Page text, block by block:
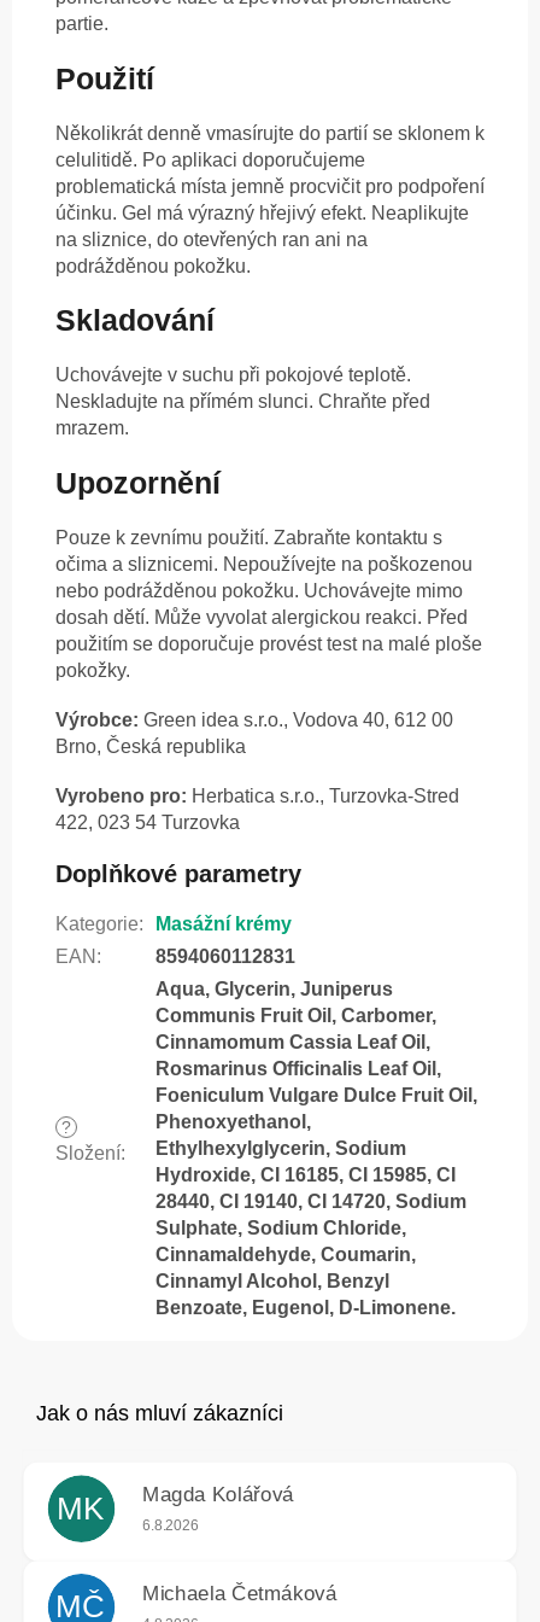
partie.
Použití
Několikrát denně vmasírujte do partií se sklonem k
celulitidě. Po aplikaci doporučujeme
problematická místa jemně procvičit pro podpoření
účinku. Gel má výrazný hřejivý efekt. Neaplikujte
na sliznice, do otevřených ran ani na
podrážděnou pokožku.
Skladování
Uchovávejte v suchu při pokojové teplotě.
Neskladujte na přímém slunci. Chraňte před
mrazem.
Upozornění
Pouze k zevnímu použití. Zabraňte kontaktu s
očima a sliznicemi. Nepoužívejte na poškozenou
nebo podrážděnou pokožku. Uchovávejte mimo
dosah dětí. Může vyvolat alergickou reakci. Před
použitím se doporučuje provést test na malé ploše
pokožky.
Výrobce: Green idea s.r.o., Vodova 40, 612 00
Brno, Česká republika
Vyrobeno pro: Herbatica s.r.o., Turzovka-Stred
422, 023 54 Turzovka
Doplňkové parametry
Kategorie:
Masážní krémy
EAN : 8594060112831
?
Složení:
Aqua, Glycerin, Juniperus
Communis Fruit Oil, Carbomer,
Cinnamomum Cassia Leaf Oil,
Rosmarinus Officinalis Leaf Oil,
Foeniculum Vulgare Dulce Fruit Oil,
Phenoxyethanol,
Ethylhexylglycerin, Sodium
Hydroxide, CI 16185, CI 15985, CI
28440, CI 19140, CI 14720, Sodium
Sulphate, Sodium Chloride,
Cinnamaldehyde, Coumarin,
Cinnamyl Alcohol, Benzyl
Benzoate, Eugenol, D-Limonene.
MK Magda Kolářová
Hodnocení obchodu je 5 z 5 hvězdiček.
6.8.2026
MČ Michaela Četmáková
Hodnocení obchodu je 5 z 5 hvězdiček.